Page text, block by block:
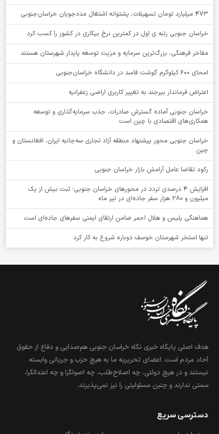
۴۷۳ میلیارد تومان تسهیلات، پشتوانه اشتغال مددجویان خراسان‌جنوبی
خراسان جنوبی رتبه ی اول در کمترین نرخ بیکاری در کشور را کسب کرد
مفاخر فرهنگی، بزرگ‌ترین سرمایه و مزیت توسعه پایدار شهرستان هستند
امحای ۶۰۰ کیلوگرم گوشت فاسد در دانشگاه خراسان‌جنوبی
اعتراض فرماندار بیرجند به تغییر کاربری اراضی زعفرانیه
خراسان جنوبی آماده گسترش صادرات، جذب سرمایه‌گذاری و توسعه
همکاری‌های اقتصادی با چین است
خراسان جنوبی محور پیشنهاد منطقه آزاد تجاری سه‌جانبه ایران، افغانستان و
چین
رکود تقاضا عامل آرامش بازار خراسان جنوبی
افزایش 4 درصدی تردد در محورهای خراسان جنوبی؛ ثبت بیش از یک
میلیون و 280 هزار سفر جاده‌ای در تیر ماه
هماهنگی پلیس و هلال احمر ضامن ارتقای ایمنی سفرهای جاده‌ای است
تنها استخر شهرستان خوسف دوباره شروع به کار کرد
هدف اصلی پایگاه خبری نگاه خراسان جنوبی هم‌صدایی و دفاع از حقوق
آحاد مردم است. اعضای تحریریه ما به هیچ حزب و جریانی وابسته
نیستند و در هیچ دولتی، چه اصلاح‌طلب، چه اصولگرا و چه اعتدالگرا،
سمتی ندارند و چنین مسئولیتی را نیز نمی‌پذیرند.
دسترسی سریع